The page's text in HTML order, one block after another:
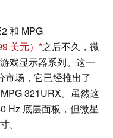
和 MPG
美元）
之后不久，微
戏显示器系列。这一
市场，它已经推出了
321URX。虽然这
Hz 底层面板，但微星
。